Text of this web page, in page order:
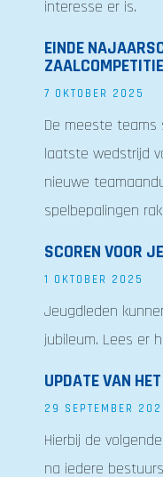
interesse er is.
EINDE
ZAALCOMPETITIE
7 OKTOBER 2025
De meeste teams
laatste wedstrijd
nieuwe
spelbepalingen
SCOREN VOOR
1 OKTOBER 2025
Jeugdleden
jubileum. Lees er
UPDATE VAN
29 SEPTEMBER
Hierbij de
na iedere